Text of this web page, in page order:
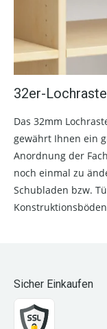
32er-
Das 32mm
gewährt Ihnen ein
Anordnung der
noch einmal zu
Schubladen bzw.
Sicher Einkaufen